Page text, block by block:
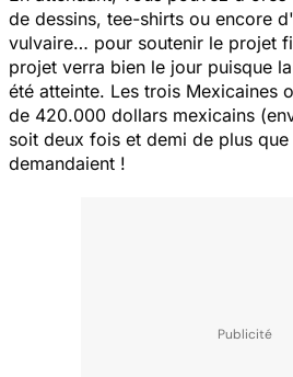
de dessins, tee-shirts ou encore
vulvaire… pour soutenir le projet
projet verra bien le jour puisque
été atteinte. Les trois Mexicaines
de 420.000 dollars mexicains
soit deux fois et demi de plus
demandaient !